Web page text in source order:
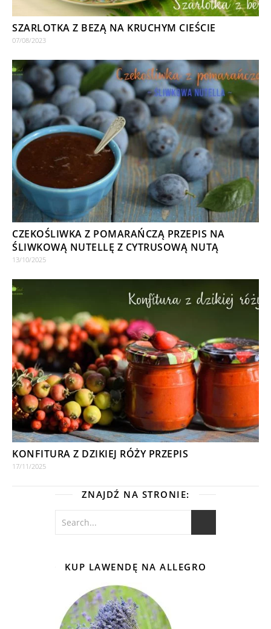
SZARLOTKA Z BEZĄ NA KRUCHYM CIEŚCIE
07/08/2023
CZEKOŚLIWKA Z POMARAŃCZĄ PRZEPIS NA
ŚLIWKOWĄ NUTELLĘ Z CYTRUSOWĄ NUTĄ
13/10/2025
KONFITURA Z DZIKIEJ RÓŻY PRZEPIS
17/11/2025
ZNAJDŹ NA STRONIE:
KUP LAWENDĘ NA ALLEGRO